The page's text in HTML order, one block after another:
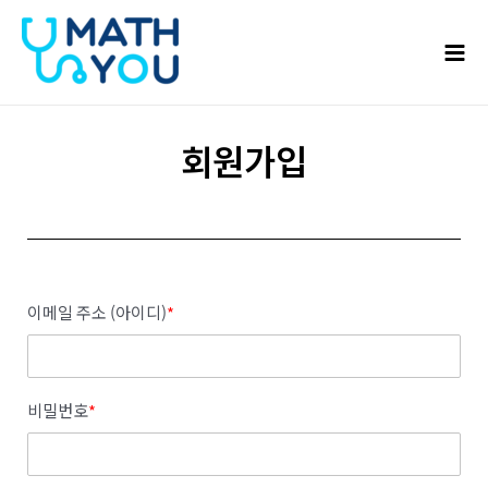
건너뛰기
회원가입
이메일 주소 (아이디)*
비밀번호*